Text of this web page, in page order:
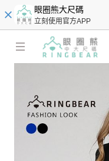
眼圈熊大尺碼
立刻使用官方APP